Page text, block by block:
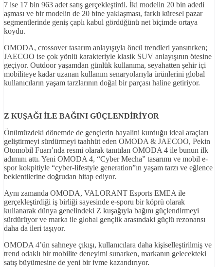
7 ise 17 bin 963 adet satış gerçekleştirdi. İki modelin 20 bin adedi
aşması ve bir modelin de 20 bine yaklaşması, farklı küresel pazar
segmentlerinde geniş çaplı kabul gördüğünü net biçimde ortaya
koydu.
OMODA, crossover tasarım anlayışıyla öncü trendleri yansıtırken;
JAECOO ise çok yönlü karakteriyle klasik SUV anlayışının ötesine
geçiyor. Outdoor yaşamdan günlük kullanıma, seyahatten şehir içi
mobiliteye kadar uzanan kullanım senaryolarıyla ürünlerini global
kullanıcıların yaşam tarzlarının doğal bir parçası haline getiriyor.
Z KUŞAĞI İLE BAĞINI GÜÇLENDİRİYOR
Önümüzdeki dönemde de gençlerin hayalini kurduğu ideal araçları
geliştirmeyi sürdürmeyi taahhüt eden OMODA & JAECOO, Pekin
Otomobil Fuarı’nda resmi olarak tanıtılan OMODA 4 ile bunun ilk
adımını attı. Yeni OMODA 4, “Cyber Mecha” tasarımı ve mobil e-
spor kokpitiyle “cyber-lifestyle generation”ın yaşam tarzı ve eğlence
beklentilerine doğrudan hitap ediyor.
Aynı zamanda OMODA, VALORANT Esports EMEA ile
gerçekleştirdiği iş birliği sayesinde e-sporu bir köprü olarak
kullanarak dünya genelindeki Z kuşağıyla bağını güçlendirmeyi
sürdürüyor ve marka ile global gençlik arasındaki güçlü rezonansı
daha da ileri taşıyor.
OMODA 4’ün sahneye çıkışı, kullanıcılara daha kişiselleştirilmiş ve
trend odaklı bir mobilite deneyimi sunarken, markanın gelecekteki
satış büyümesine de yeni bir ivme kazandırıyor.